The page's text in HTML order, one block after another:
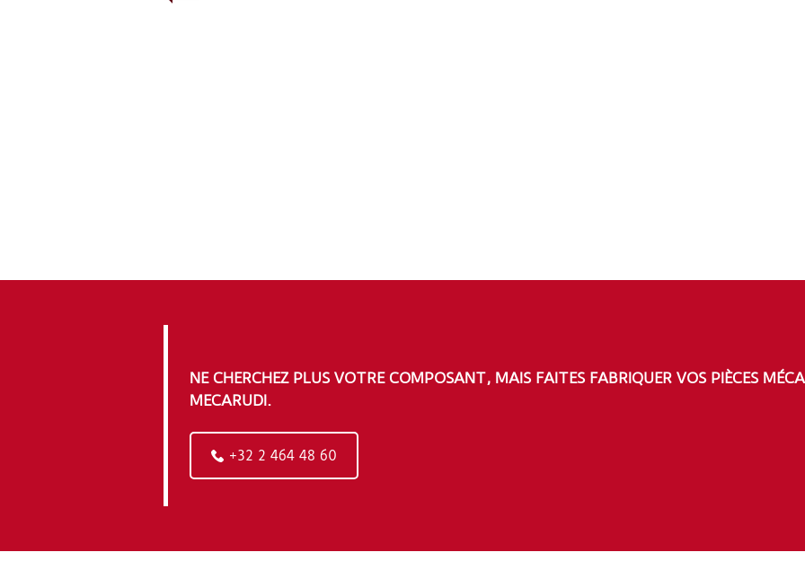
NE CHERCHEZ PLUS VOTRE COMPOSANT, MAIS FAITES FABRIQUER VOS PIÈCES
MECARUDI.
+32 2 464 48 60